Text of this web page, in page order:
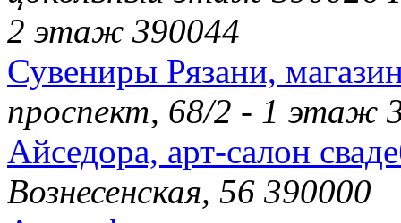
2 этаж 390044
Сувениры Рязани,
проспект, 68/2 - 1 этаж
Айседора, арт-салон
Вознесенская, 56 390000